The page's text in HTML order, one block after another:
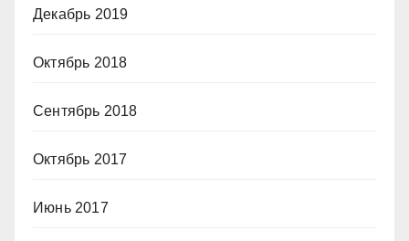
Декабрь 2019
Октябрь 2018
Сентябрь 2018
Октябрь 2017
Июнь 2017